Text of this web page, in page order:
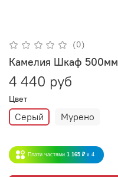
(0)
Камелия Шкаф 500мм
4 440 руб
Цвет
Серый Мурено
Плати частями 1 165 ₽ x 4